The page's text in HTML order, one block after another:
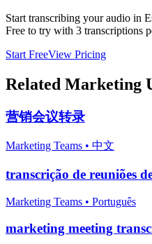
Start transcribing your audio in
Free to try with 3 transcriptions
Start FreeView Pricing
Related Marketing
营销会议转录
Marketing Teams • 中文
transcrição de reuniões
Marketing Teams • Português
marketing meeting